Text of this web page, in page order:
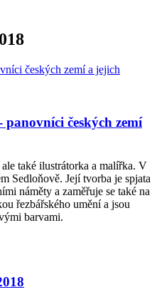
českých zemí
také ilustrátorka a malířka. V
Sedloňově. Její tvorba je spjata
náměty a zaměřuje se také na
řezbářského umění a jsou
barvami.